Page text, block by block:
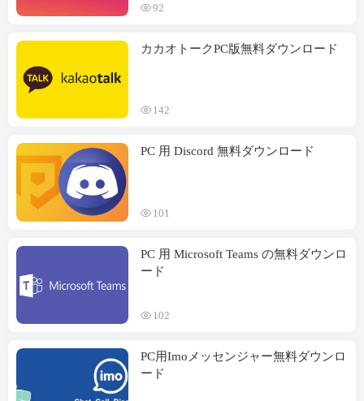
92
カカオトークPC版無料ダウンロード
142
PC 用 Discord 無料ダウンロード
101
PC 用 Microsoft Teams の無料ダウンロ
ード
102
PC用Imoメッセンジャー無料ダウンロ
ード